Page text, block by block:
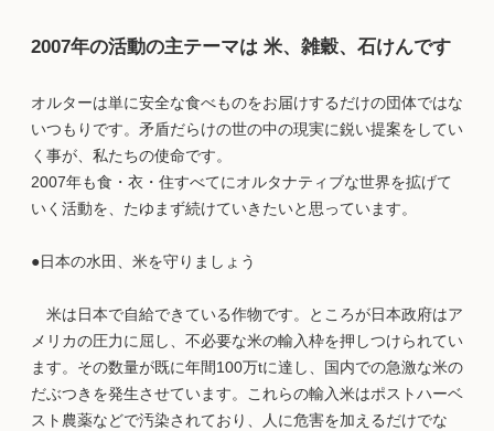
2007年の活動の主テーマは 米、雑穀、石けんです
オルターは単に安全な食べものをお届けするだけの団体ではな
いつもりです。矛盾だらけの世の中の現実に鋭い提案をしてい
く事が、私たちの使命です。
2007年も食・衣・住すべてにオルタナティブな世界を拡げて
いく活動を、たゆまず続けていきたいと思っています。
●日本の水田、米を守りましょう
米は日本で自給できている作物です。ところが日本政府はア
メリカの圧力に屈し、不必要な米の輸入枠を押しつけられてい
ます。その数量が既に年間100万tに達し、国内での急激な米の
だぶつきを発生させています。これらの輸入米はポストハーベ
スト農薬などで汚染されており、人に危害を加えるだけでな